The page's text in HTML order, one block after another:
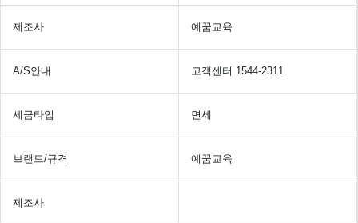
제조사 예꿈교육
A/S안내 고객센터 1544-2311
세금타입 면세
브랜드/규격 예꿈교육
제조사